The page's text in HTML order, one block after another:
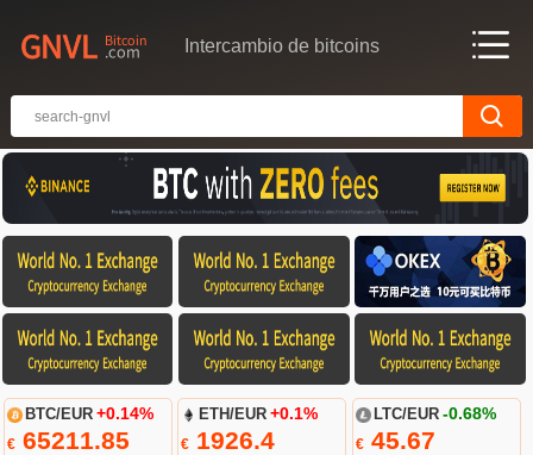
Intercambio de bitcoins
BTC/EUR +0.14%
€65211.85
ETH/EUR +0.1%
€ 1926.4
LTC/EUR -0.68%
€45.67